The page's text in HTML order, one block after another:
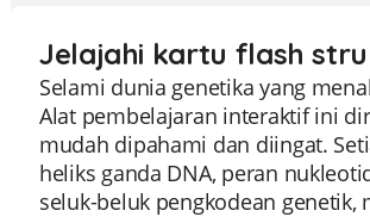
Jelajahi kartu flash
Selami dunia genetika yang
Alat pembelajaran interaktif ini
mudah dipahami dan diingat.
heliks ganda DNA, peran
seluk-beluk pengkodean